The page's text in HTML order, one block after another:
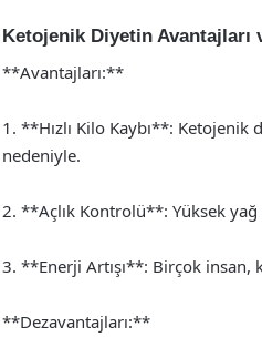
Ketojenik Diyetin Avantajları
**Avantajları:**
1. **Hızlı Kilo Kaybı**: Ketojenik
nedeniyle.
2. **Açlık Kontrolü**: Yüksek yağ
3. **Enerji Artışı**: Birçok insan,
**Dezavantajları:**